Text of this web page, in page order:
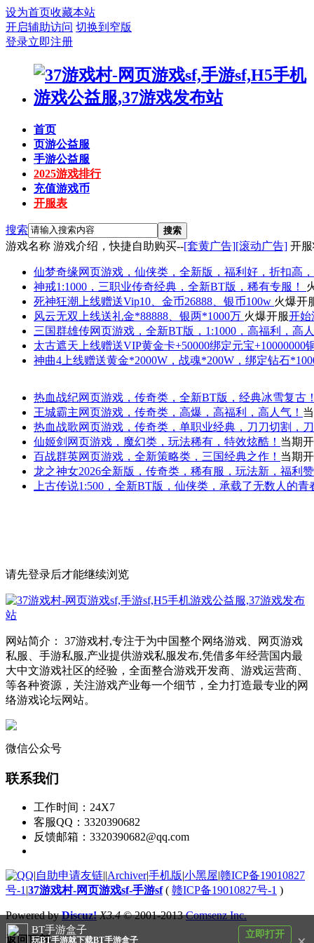
BT手游盒子
玩BT手游就下载BT手游盒子
立即打开
设为首页收藏本站
开启辅助访问 切换到窄版
登录立即注册
首页
页游公益服
手游公益服
2025游戏排行
充值游戏币
开服表
搜索 搜索
游戏名称 游戏介绍，快捷自助购买--[套黄广告][滚动广告] 开
仙梦奇缘网页游戏，仙侠类，全新版，福利好，折扣高
神戒1:1000，三职业传奇经典，全新BT版，稀有专服！
死神狂潮 上线赠送Vip10、金币26888、银币100w 火爆开
风云无双 上线送礼金*88888、银两*1000万 火爆开服开始
三国群雄传网页游戏，全新BT版，1:1000，高福利，高
太古遮天 上线赠送VIP黄金卡+50000绑定元宝+10000000
神曲4 上线赠送黄金*2000W，战魂*200W，绑定钻石
热血战纪网页游戏，传奇类，全新BT版，经典冰雪复古
王城霸主网页游戏，传奇类，高爆，高福利，高人气！
热血战歌网页游戏，传奇类，单职业经典，刀刀切割，
仙姬剑 网页游戏，魔幻类，玩法稀有，特效炫酷！ 当期
百战群英网页游戏，全新策略类，三国经典之作！ 当期
龙之神女2026全新版，传奇类，稀有服，玩法新，福利
上古传说1:500，全新BT版，仙侠类，承载了无数人的青
请先登录后才能继续浏览
网站简介： 37游戏村,专注于为中国整个网络游戏、网页游戏
私服、手游私服,产业提供游戏私服发布,凭借多年经营国内最
大中文游戏社区的经验，全面整合游戏开发商、游戏运营商、
等各种资源，关注游戏产业每一个细节，全力打造最专业的网
络游戏论坛网站。
微信公众号
联系我们
工作时间：24X7
客服QQ：3320390682
反馈邮箱：3320390682@qq.com
|自助申请友链||Archiver|手机版|小黑屋|赣ICP备19010827
号-1 |37游戏村-网页游戏sf-手游sf( 赣ICP备19010827号-1 )
Powered byDiscuz! X3.4 © 2001-2013Comsenz Inc.
返回顶部